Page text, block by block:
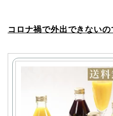
コロナ禍で外出できないの